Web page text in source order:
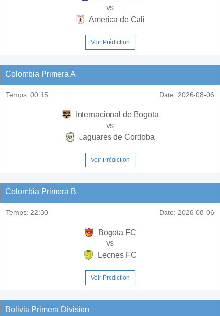
vs
America de Cali
Voir Prédiction
Colombia Primera A
Temps: 00:15 Date: 2026-08-06
Internacional de Bogota
vs
Jaguares de Cordoba
Voir Prédiction
Colombia Primera B
Temps: 22:30 Date: 2026-08-06
Bogota FC
vs
Leones FC
Voir Prédiction
Bolivia Primera Division